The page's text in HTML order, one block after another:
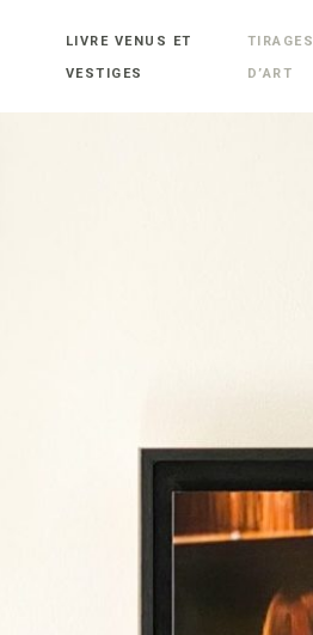
LIVRE VENUS ET
VESTIGES
TIRAGES
D’ART